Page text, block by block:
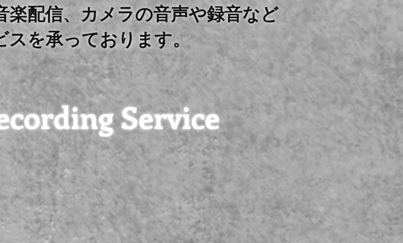
楽配信、カメラの音声や録音など
スを承っております。
Service
大88ch、24bit/96kHz最大64chの録音システムを採用。
からのタイムコード同期やアナログスプリッター分岐まで
おります。
イクをセッティングし、ライブ終了後、即日納品可能。